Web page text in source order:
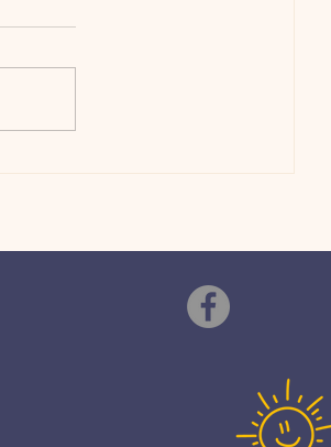
Håll blicken på målet